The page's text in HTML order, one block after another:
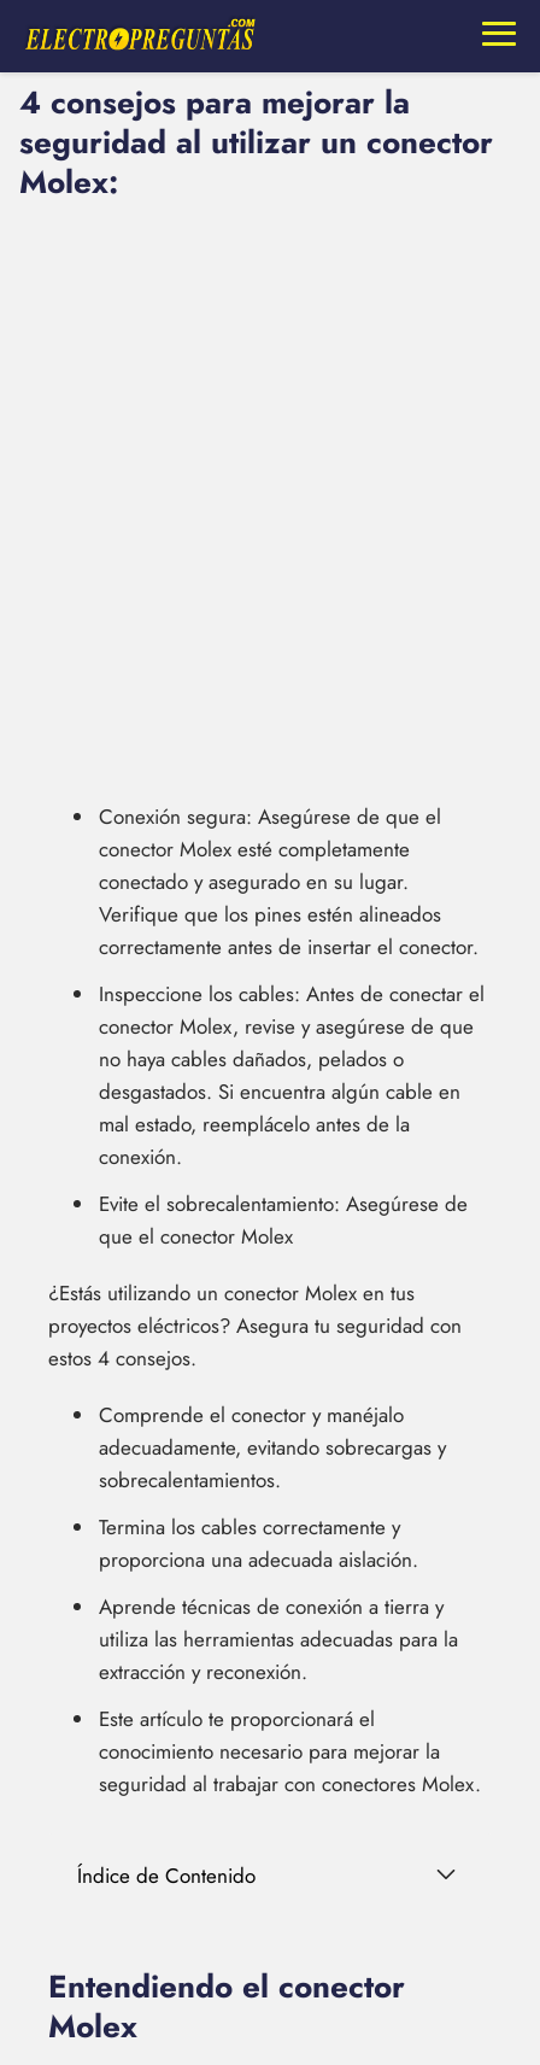
4 consejos para mejorar la
seguridad al utilizar un conector
Molex:
Conexión segura: Asegúrese de que el
conector Molex esté completamente
conectado y asegurado en su lugar.
Verifique que los pines estén alineados
correctamente antes de insertar el conector.
Inspeccione los cables: Antes de conectar el
conector Molex, revise y asegúrese de que
no haya cables dañados, pelados o
desgastados. Si encuentra algún cable en
mal estado, reemplácelo antes de la
conexión.
Evite el sobrecalentamiento: Asegúrese de
que el conector Molex
¿Estás utilizando un conector Molex en tus
proyectos eléctricos? Asegura tu seguridad con
estos 4 consejos.
Comprende el conector y manéjalo
adecuadamente, evitando sobrecargas y
sobrecalentamientos.
Termina los cables correctamente y
proporciona una adecuada aislación.
Aprende técnicas de conexión a tierra y
utiliza las herramientas adecuadas para la
extracción y reconexión.
Este artículo te proporcionará el
conocimiento necesario para mejorar la
seguridad al trabajar con conectores Molex.
Índice de Contenido
Entendiendo el conector
Molex